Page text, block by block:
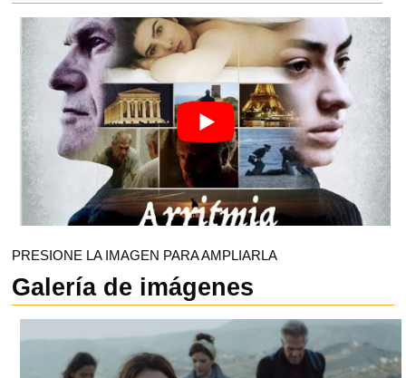
PRESIONE LA IMAGEN PARA AMPLIARLA
Galería de imágenes